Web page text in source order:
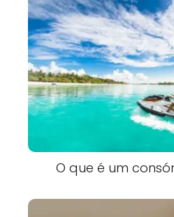
O que é um